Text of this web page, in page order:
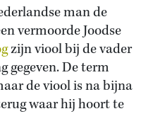
man de
vermoorde Joodse
zijn viool bij de vader
gegeven. De term
de viool is na bijna
waar hij hoort te